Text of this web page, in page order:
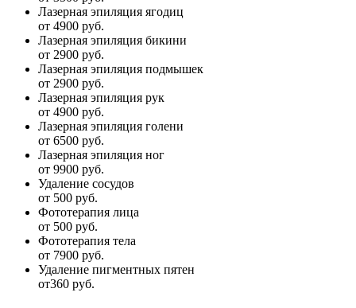
Лазерная эпиляция ягодиц
от 4900 руб.
Лазерная эпиляция бикини
от 2900 руб.
Лазерная эпиляция подмышек
от 2900 руб.
Лазерная эпиляция рук
от 4900 руб.
Лазерная эпиляция голени
от 6500 руб.
Лазерная эпиляция ног
от 9900 руб.
Удаление сосудов
от 500 руб.
Фототерапия лица
от 500 руб.
Фототерапия тела
от 7900 руб.
Удаление пигментных пятен
от360 руб.